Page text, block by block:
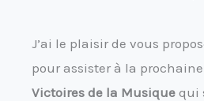
J’ai le plaisir de vous
pour assister à la
Victoires de la Musique qui